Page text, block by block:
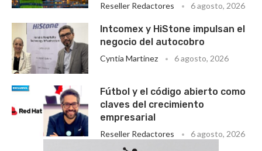
Reseller Redactores 6 agosto, 2026
Intcomex y HiStone impulsan el
negocio del autocobro
Cyntia Martinez 6 agosto, 2026
Fútbol y el código abierto como
claves del crecimiento
empresarial
Reseller Redactores 6 agosto, 2026